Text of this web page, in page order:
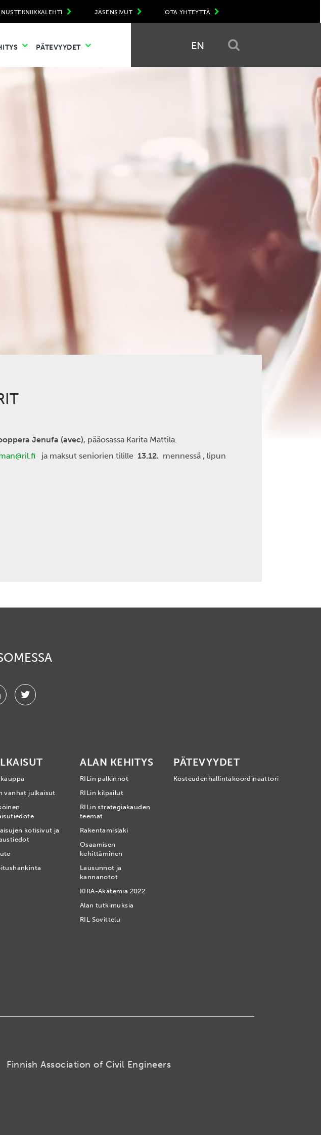
OTA YHTEYTTÄ
JÄSENSIVUT
PÄTEVYYDET EN
Jenufa (avec), pääosassa Karita Mattila.
ja maksut seniorien tilille 13.12. mennessä , lipun
Twitter
vanhat julkaisut
kotisivut ja
ALAN KEHITYS
RILin palkinnot
RILin kilpailut
RILin strategiakauden
teemat
Rakentamislaki
Osaamisen
kehittäminen
Lausunnot ja
kannanotot
KIRA-Akatemia 2022
Alan tutkimuksia
RIL Sovittelu
PÄTEVYYDET
Kosteudenhallintakoordinaattori
Finnish Association of Civil Engineers